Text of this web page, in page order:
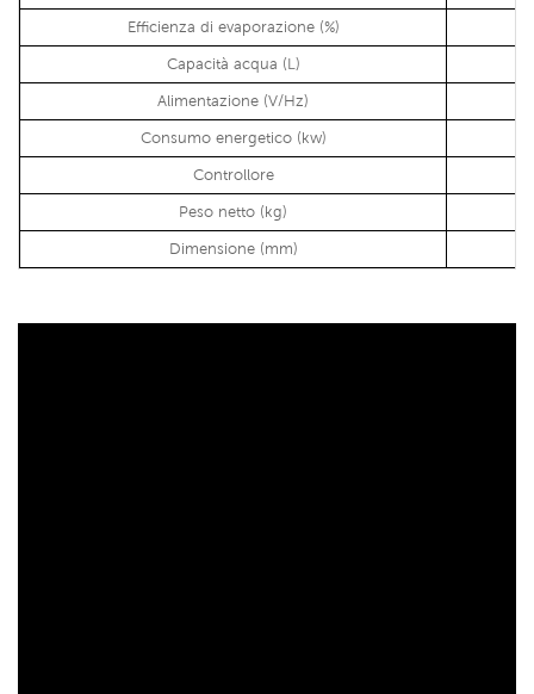
Efficienza di evaporazione (%)
Capacità acqua (L)
Alimentazione (V/Hz)
Consumo energetico (kw)
Controllore
Peso netto (kg)
Dimensione (mm)